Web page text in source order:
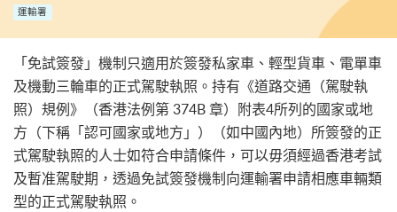
運輸署
「免試簽發」機制只適用於簽發私家車、輕型貨車、電單車
及機動三輪車的正式駕駛執照。持有《道路交通（駕駛執
照）規例》（香港法例第 374B 章）附表4所列的國家或地
方（下稱「認可國家或地方」）（如中國內地）所簽發的正
式駕駛執照的人士如符合申請條件，可以毋須經過香港考試
及暫准駕駛期，透過免試簽發機制向運輸署申請相應車輛類
型的正式駕駛執照。